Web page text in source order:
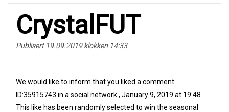
CrystalFUT
Publisert 19.09.2019 klokken 14:33
We would like to inform that you liked a comment
ID:35915743 in a social network , January 9, 2019 at 19:48
This like has been randomly selected to win the seasonal